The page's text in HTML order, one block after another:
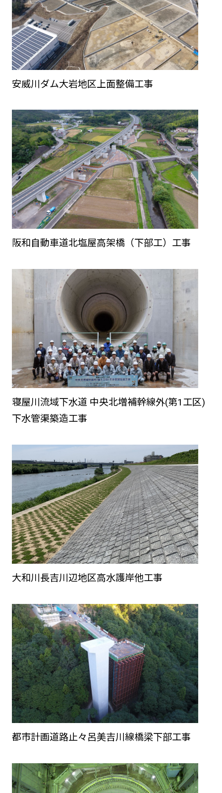
安威川ダム大岩地区上面整備工事
阪和自動車道北塩屋高架橋（下部工）工事
寝屋川流域下水道 中央北増補幹線外(第1工区)
下水管渠築造工事
大和川長吉川辺地区高水護岸他工事
都市計画道路止々呂美吉川線橋梁下部工事